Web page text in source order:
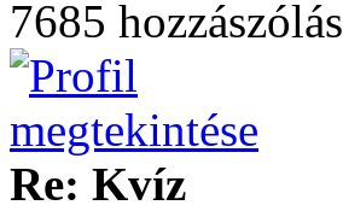
7685 hozzászólás
Re: Kvíz